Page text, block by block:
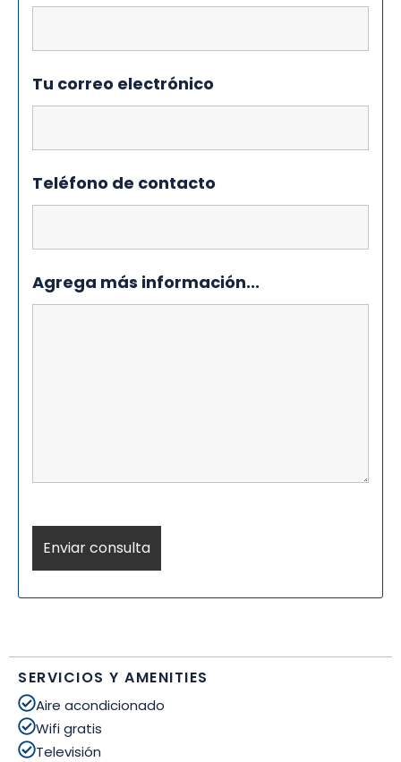
Tu correo electrónico
Teléfono de contacto
Agrega más información...
SERVICIOS Y AMENITIES
Aire acondicionado
Wifi gratis
Televisión